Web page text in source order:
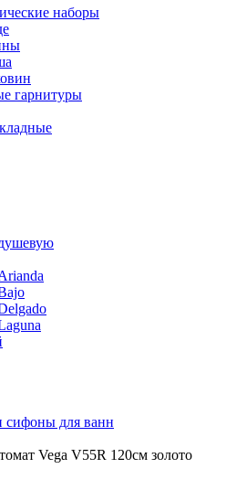
наборы
гарнитуры
для ванн
Vega V55R 120см золото